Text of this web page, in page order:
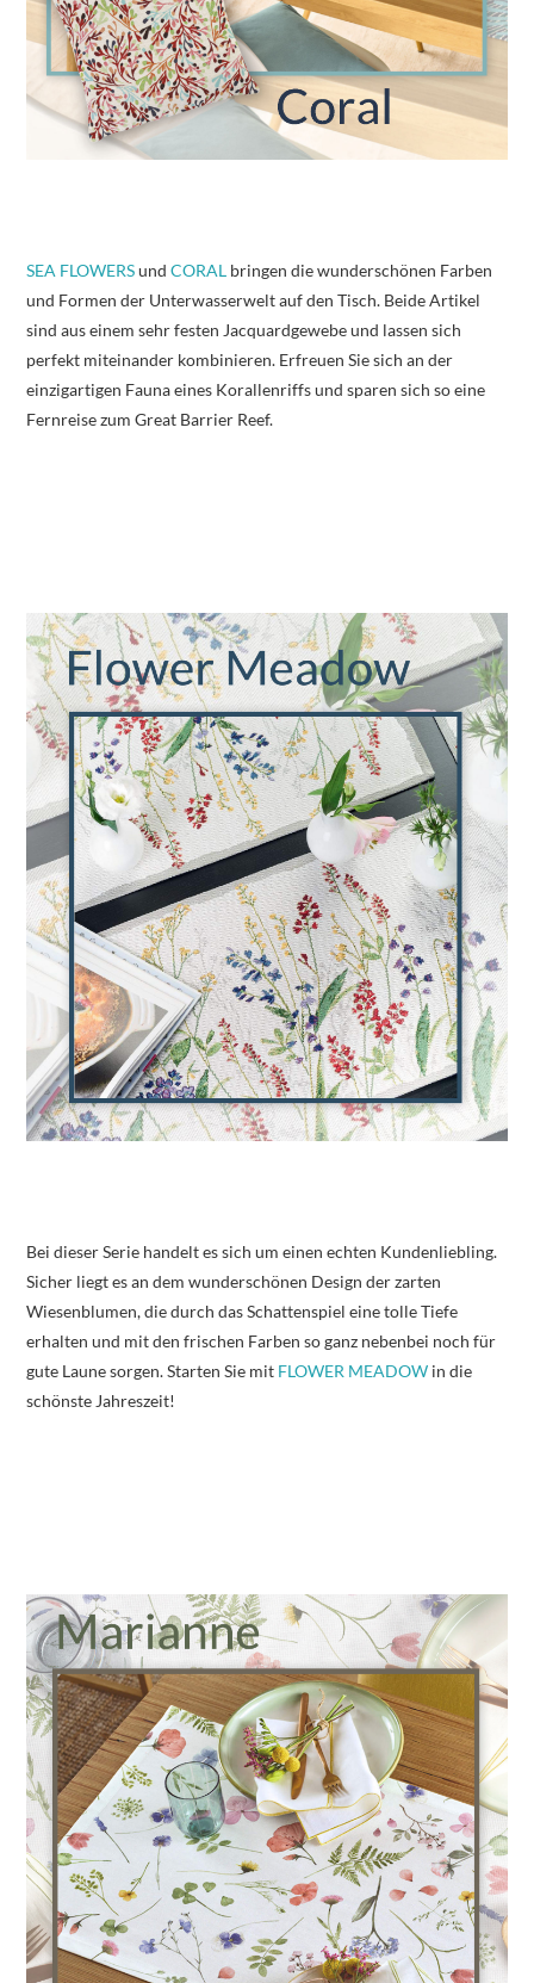
SEA FLOWERSundCORAL bringen die wunderschönen Farben
und Formen der Unterwasserwelt auf den Tisch. Beide Artikel
sind aus einem sehr festen Jacquardgewebe und lassen sich
perfekt miteinander kombinieren. Erfreuen Sie sich an der
einzigartigen Fauna eines Korallenriffs und sparen sich so eine
Fernreise zum Great Barrier Reef.
Bei dieser Serie handelt es sich um einen echten Kundenliebling.
Sicher liegt es an dem wunderschönen Design der zarten
Wiesenblumen, die durch das Schattenspiel eine tolle Tiefe
erhalten und mit den frischen Farben so ganz nebenbei noch für
gute Laune sorgen. Starten Sie mit FLOWER MEADOW in die
schönste Jahreszeit!